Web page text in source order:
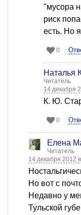
"мусора
риск
есть. Но
0
Наталья
Читатель
14 декабря
К. Ю.
0
Елена
Читатель
14 декабря 2012
Но вот с
Недавно у
Тульской